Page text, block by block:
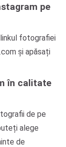
pe
fotografiei
și apăsați
în calitate
de pe
alege
de